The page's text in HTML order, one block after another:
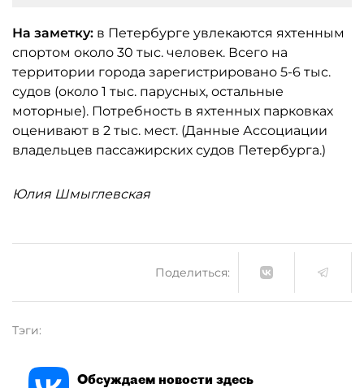
На заметку: в Петербурге увлекаются яхтенным
спортом около 30 тыс. человек. Всего на
территории города зарегистрировано 5-6 тыс.
судов (около 1 тыс. парусных, остальные
моторные). Потребность в яхтенных парковках
оценивают в 2 тыс. мест. (Данные Ассоциации
владельцев пассажирских судов Петербурга.)
Юлия Шмыглевская
Поделиться:
Тэги:
Обсуждаем новости здесь